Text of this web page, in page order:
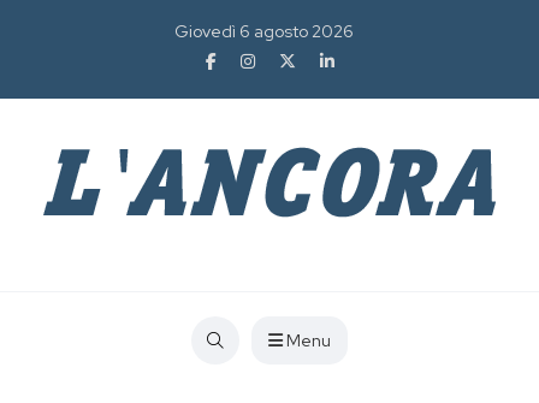
Giovedì 6 agosto 2026
Menu